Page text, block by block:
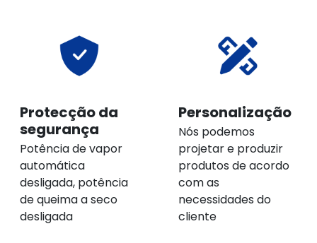
Protecção da
segurança
Potência de vapor
automática
desligada, potência
de queima a seco
desligada
Personalização
Nós podemos
projetar e produzir
produtos de acordo
com as
necessidades do
cliente